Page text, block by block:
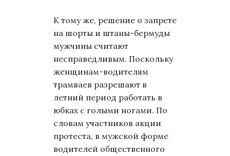
К тому же, решение о запрете
на шорты и штаны-бермуды
мужчины считают
несправедливым. Поскольку
женщинам-водителям
трамваев разрешают в
летний период работать в
юбках с голыми ногами. По
словам участников акции
протеста, в мужской форме
водителей общественного